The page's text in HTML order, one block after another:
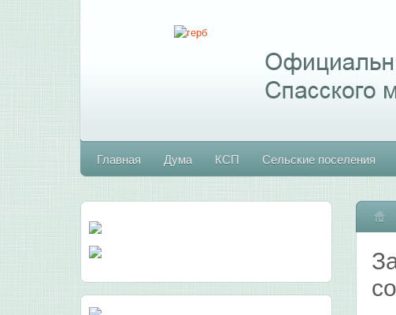
Главная Дума КСП Сельские поселения